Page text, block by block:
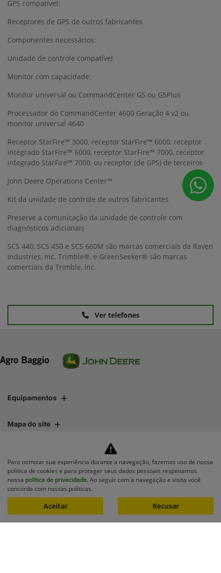
GPS compatível:
Receptores de GPS de outros fabricantes
Componentes necessários:
Unidade de controle compatível
Monitor com capacidade:
Monitor universal ou CommandCenter G5 ou G5Plus
Processador do CommandCenter 4600 Geração 4 v2 ou
monitor universal 4640
Receptor StarFire™ 3000, receptor StarFire™ 6000, receptor
integrado StarFire™ 6000, receptor StarFire™ 7000, receptor
integrado StarFire™ 7000, ou receptor (de GPS) de terceiros
John Deere Operations Center™
Kit da unidade de controle de outros fabricantes
Preserve a comunicação da unidade de controle com
diagnósticos adicionais
SCS 440, SCS 450 e SCS 660M são marcas comerciais da Raven
Industries, Inc. Trimble®, e GreenSeeker® são marcas
comerciais da Trimble, Inc.
Ver telefones
Equipamentos
Mapa do site
CNPJ: 01.696.819/0001-06
Para otimizar sua experiência durante a navegação, fazemos uso de nossa
política de cookies e para proteger seus dados pessoais respeitamos
nossa política de privacidade. Ao seguir com a navegação e visita você
concorda com nossas políticas.
Aceitar Recusar